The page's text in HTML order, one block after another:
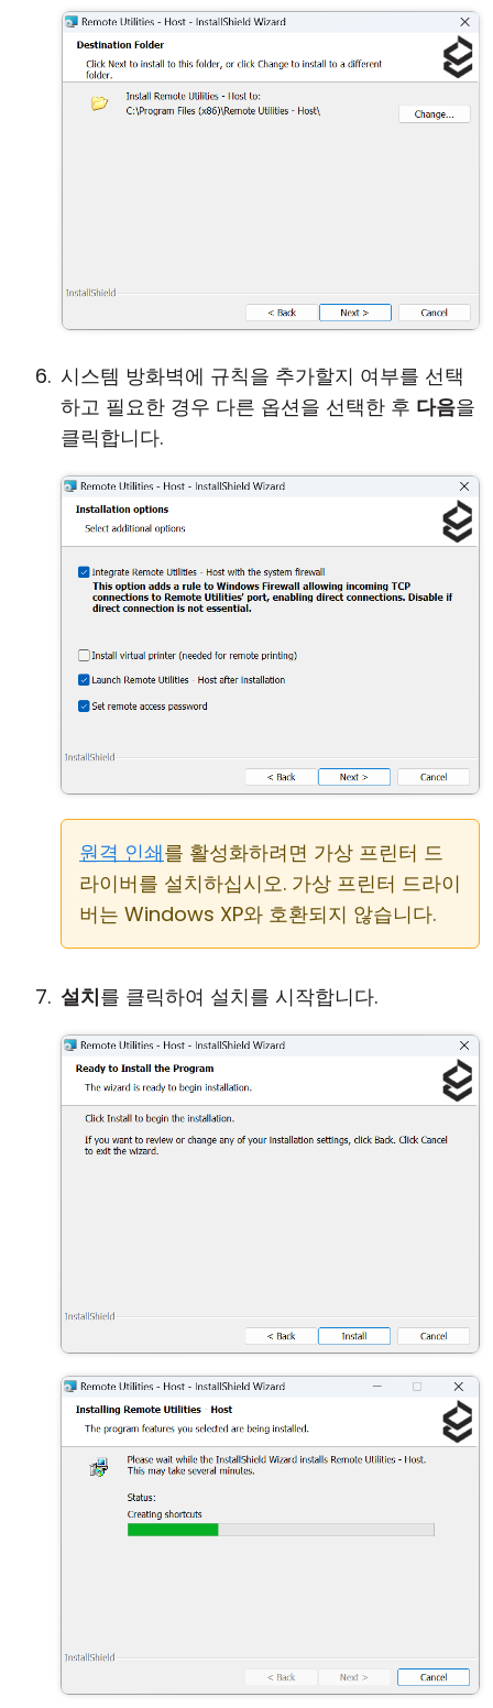
시스템 방화벽에 규칙을 추가할지 여부를 선택
하고 필요한 경우 다른 옵션을 선택한 후 다음을
클릭합니다.
원격 인쇄를 활성화하려면 가상 프린터 드
라이버를 설치하십시오. 가상 프린터 드라이
버는 Windows XP와 호환되지 않습니다.
설치를 클릭하여 설치를 시작합니다.